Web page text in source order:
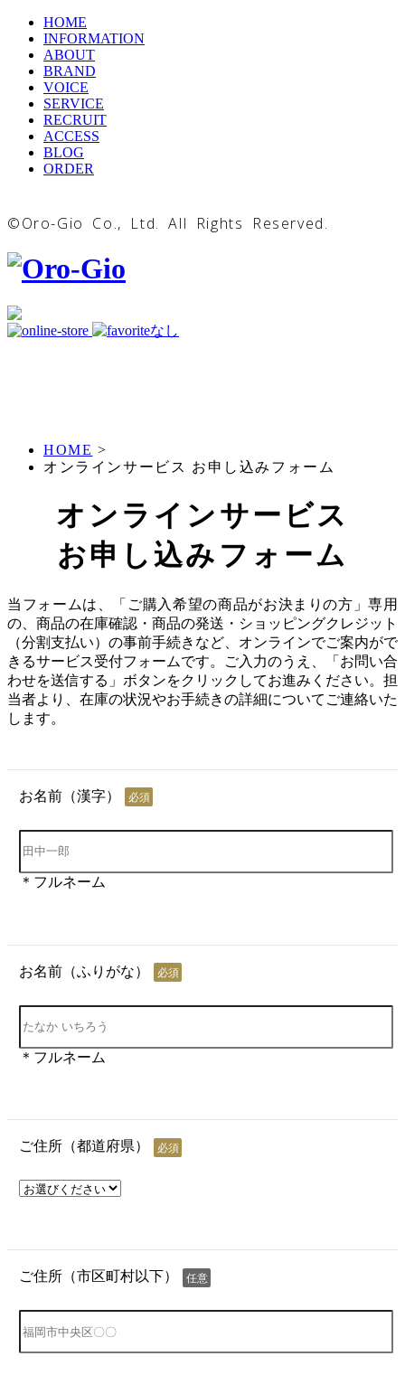
HOME
INFORMATION
ABOUT
BRAND
VOICE
SERVICE
RECRUIT
ACCESS
BLOG
ORDER
©Oro-Gio Co., Ltd. All Rights Reserved.
HOME >
オンラインサービス お申し込みフォーム
オンラインサービス
お申し込みフォーム
当フォームは、「ご購入希望の商品がお決まりの方」専用
の、商品の在庫確認・商品の発送・ショッピングクレジット
（分割支払い）の事前手続きなど、オンラインでご案内がで
きるサービス受付フォームです。ご入力のうえ、「お問い合
わせを送信する」ボタンをクリックしてお進みください。担
当者より、在庫の状況やお手続きの詳細についてご連絡いた
します。
お名前（漢字） 必須
＊フルネーム
お名前（ふりがな） 必須
＊フルネーム
ご住所（都道府県） 必須
ご住所（市区町村以下） 任意